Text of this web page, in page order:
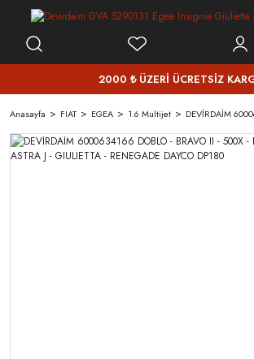
2000 ₺ ÜZERİ ÜCRETSİZ
Anasayfa FIAT EGEA 1.6 Multijet DEVİRDAİM